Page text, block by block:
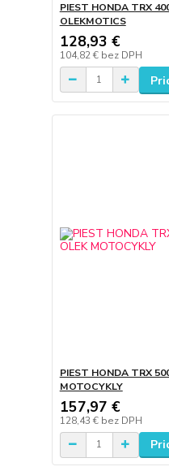
PIEST HONDA TRX
OLEKMOTICS
128,93 €
104,82 € bez DPH
PIEST HONDA TRX
MOTOCYKLY
157,97 €
128,43 € bez DPH